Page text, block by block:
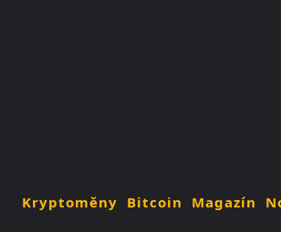
Kryptoměny Bitcoin Magazín